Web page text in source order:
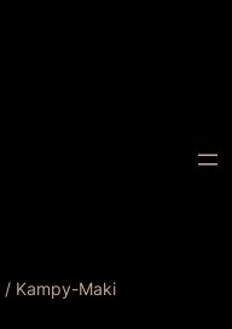
/ Kampy-Maki